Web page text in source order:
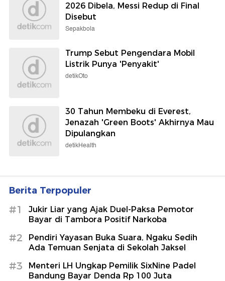
2026 Dibela, Messi Redup di Final
Disebut
Sepakbola
Trump Sebut Pengendara Mobil
Listrik Punya 'Penyakit'
detikOto
30 Tahun Membeku di Everest,
Jenazah 'Green Boots' Akhirnya Mau
Dipulangkan
detikHealth
Berita Terpopuler
#1
Jukir Liar yang Ajak Duel-Paksa Pemotor
Bayar di Tambora Positif Narkoba
#2
Pendiri Yayasan Buka Suara, Ngaku Sedih
Ada Temuan Senjata di Sekolah Jaksel
#3
Menteri LH Ungkap Pemilik SixNine Padel
Bandung Bayar Denda Rp 100 Juta